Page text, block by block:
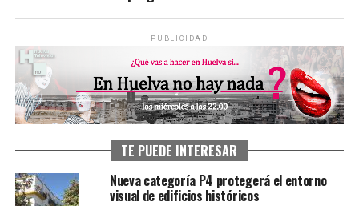
PUBLICIDAD
TE PUEDE INTERESAR
Nueva categoría P4 protegerá el entorno
visual de edificios históricos